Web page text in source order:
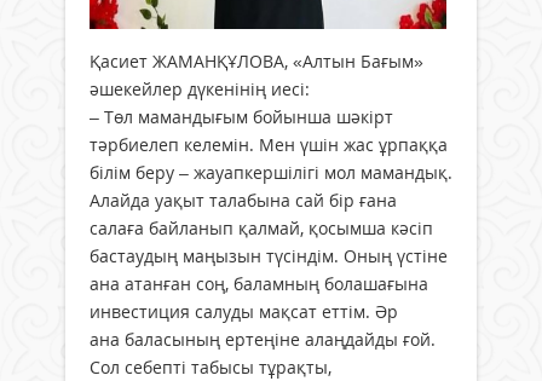
Қасиет ЖАМАНҚҰЛОВА, «Алтын Бағым»
әшекейлер дүкенінің иесі:
– Төл мамандығым бойынша шәкірт
тәрбиелеп келемін. Мен үшін жас ұрпаққа
білім беру – жауапкершілігі мол мамандық.
Алайда уақыт талабына сай бір ғана
салаға байланып қалмай, қосымша кәсіп
бастаудың маңызын түсіндім. Оның үстіне
ана атанған соң, баламның болашағына
инвестиция салуды мақсат еттім. Әр
ана баласының ертеңіне алаңдайды ғой.
Сол себепті табысы тұрақты,